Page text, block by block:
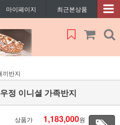
마이페이지 최근본상품
끼반지
정 이니셜 가족반지
상품가 1,183,000원